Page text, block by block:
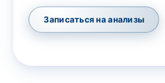
Записаться на анализы